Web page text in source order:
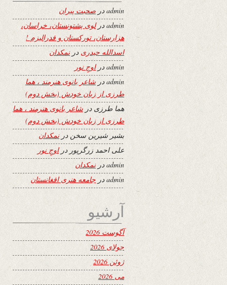
adminدر صحبت پیران
admin درلوی پشتونستان، خراسان،
هزارستان، تورکستان و فدرالیزم !
اسدالله حیدری درنمکدان
adminدراوجِ نور
adminدر شاعر بانوی هنرمند ، هما
طرزی از زبان خودش (بخش دوم)
هما طرزی در شاعر بانوی هنرمند ، هما
طرزی از زبان خودش (بخش دوم)
بشیر شیرین سخن درنمکدان
علی احمد زرگرپور دراوجِ نور
adminدرنمکدان
admin در جامعه هنری افغانستان
آرشیو
آگوست 2026
جولای 2026
ژوئن 2026
می 2026